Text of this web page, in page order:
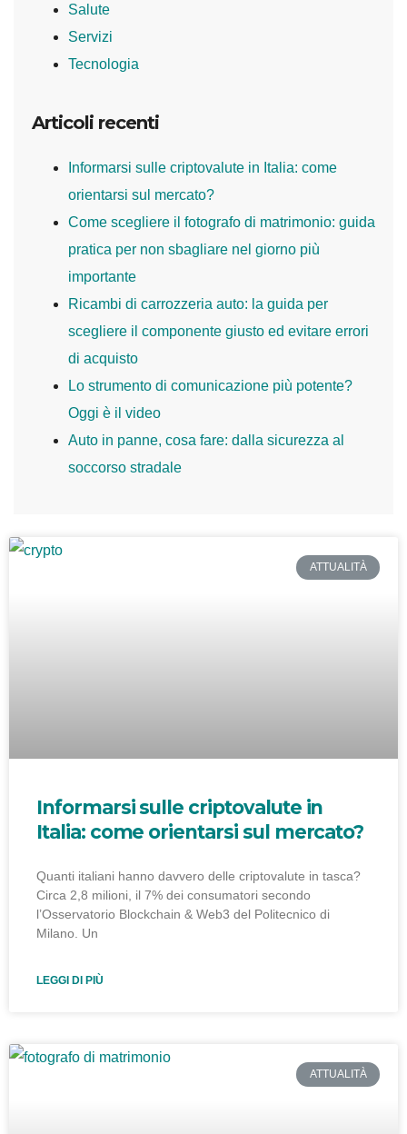
Salute
Servizi
Tecnologia
Articoli recenti
Informarsi sulle criptovalute in Italia: come
orientarsi sul mercato?
Come scegliere il fotografo di matrimonio: guida
pratica per non sbagliare nel giorno più
importante
Ricambi di carrozzeria auto: la guida per
scegliere il componente giusto ed evitare errori
di acquisto
Lo strumento di comunicazione più potente?
Oggi è il video
Auto in panne, cosa fare: dalla sicurezza al
soccorso stradale
ATTUALITÀ
Informarsi sulle criptovalute in
Italia: come orientarsi sul mercato?
Quanti italiani hanno davvero delle criptovalute in tasca?
Circa 2,8 milioni, il 7% dei consumatori secondo
l’Osservatorio Blockchain & Web3 del Politecnico di
Milano. Un
LEGGI DI PIÙ
ATTUALITÀ